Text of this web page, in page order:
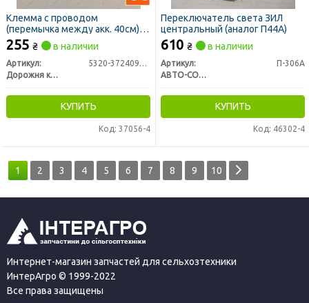
Клемма с проводом
(перемычка между акк. 40см)
под болт <ДК>
255 ₴ в наличии
Артикул:
5320-3724094-10
Дорожня карта
КУПИТЬ
Код: 37056-4
Переключатель света ЗИЛ
центральный (аналог П44А)
610 ₴ в наличии
Артикул:
П-306А
АВТО-СОЮЗ 88
КУПИТЬ
Код: 46302-4
1 2 3 4 5 6 7 8 9 10
Интернет-магазин запчастей для сельхозтехники
ИнтерАгро © 1999-2022
Все права защищены